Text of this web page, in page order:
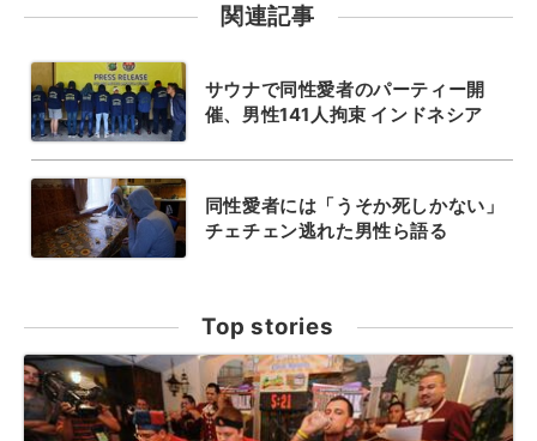
関連記事
サウナで同性愛者のパーティー開
催、男性141人拘束 インドネシア
同性愛者には「うそか死しかない」
チェチェン逃れた男性ら語る
Top stories